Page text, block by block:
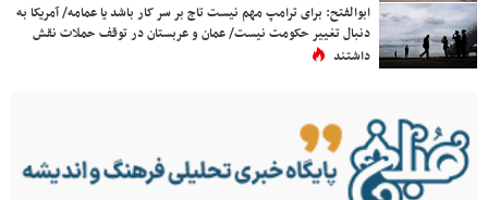
ابوالفتح: برای ترامپ مهم نیست تاج بر سر کار باشد یا عمامه/ آمریکا به
دنبال تغییر حکومت نیست/ عمان و عربستان در توقف حملات نقش
داشتند